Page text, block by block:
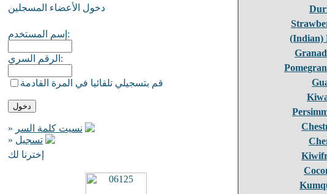
دخول الأعضاء المسجلين
إسم المستخدم:
الرقم السري:
قم بتسجيلي تلقائيا في المرة القادمة
» نسيت كلمة السر
» تسجيل
إخترنا لك
(Indian)